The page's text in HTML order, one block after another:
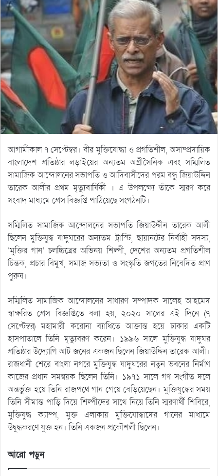
আগামীকাল ৭ সেপ্টেম্বর। বীর মুক্তিযোদ্ধা ও প্রগতিশীল, অসাম্প্রদায়িক
বাংলাদেশ প্রতিষ্ঠার লড়াইয়ের অন্যতম অগ্রীসৈনিক এবং সম্মিলিত
সামাজিক আন্দোলনের সভাপতি ও আদিবাসীদের পরম বন্ধু জিয়াউদ্দিন
তারেক আলীর প্রথম মৃত্যুবার্ষিকী । এ উপলক্ষ্যে তাঁকে স্মরণ করে
সংবাদ মাধ্যমে প্রেস বিজ্ঞপ্তি পাঠিয়েছে সংগঠনটি।
সম্মিলিত সামাজিক আন্দোলনের সভাপতি জিয়াউদ্দীন তারেক আলী
ছিলেন মুক্তিযুদ্ধ যাদুঘরের অন্যতম ট্রাস্টি, ছায়ানটের নির্বাহী সদস্য,
‘মুক্তির গান’ চলচ্চিত্রের অভিনয় শিল্পী, দেশের অন্যতম প্রগতিশীল
চিন্তক, প্রচার বিমুখ, সমাজ সভ্যতা ও সংস্কৃতি জগতের নিবেদিত প্রাণ
পুরুষ।
সম্মিলিত সামাজিক আন্দোলনের সাধারণ সম্পাদক সালেহ আহমেদ
স্বাক্ষরিত প্রেস বিজ্ঞপ্তিতে বলা হয়, ২০২০ সালের এই দিনে (৭
সেপ্টেম্বর) মহামারী করোনা ব্যাধিতে আক্তান্ত হয়ে ঢাকার একটি
হাসপাতালে তিনি মৃত্যুবরণ করেন। ১৯৯৬ সালে মুক্তিযুদ্ধ যাদুঘর
প্রতিষ্ঠার উদ্যোগি আট জনের একজন ছিলেন জিয়াউদ্দিন তারেক আলী।
রাজধানী শেরে বাংলা নগরে মুক্তিযুদ্ধ যাদুঘরের নতুন ভবনের নির্মাণ
কাজের প্রধান সমন্বয়ক ছিলেন তিনি। ১৯৭১ সালে গণ সংগীত দলে
অন্তর্ভুক্ত হয়ে তিনি রাজপথে গান গেয়ে বেড়িয়েছেন। মুক্তিযুদ্ধের সময়
তিনি সীমান্ত পাড়ি দিয়ে শিল্পীদের সাথে নিয়ে তিনি স্মরণার্থী শিবিরে,
মুক্তিযুদ্ধ ক্যাম্প, মুক্ত এলাকায় মুক্তিযোদ্ধাদের গানের মাধ্যমে
উদ্বুদ্ধকরণে যুক্ত হন। তিনি একজন প্রকৌশলী ছিলেন।
আরো পড়ুন